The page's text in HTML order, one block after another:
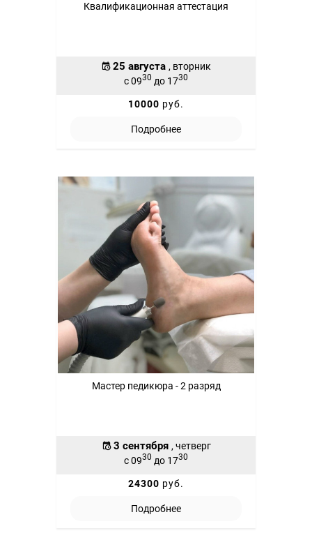
Квалификационная аттестация
25 августа , вторник
с 0930 до 1730
10000 руб.
Подробнее
Мастер педикюра - 2 разряд
3 сентября , четверг
с 0930 до 1730
24300 руб.
Подробнее